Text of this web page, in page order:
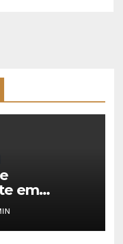
em
da Volta a